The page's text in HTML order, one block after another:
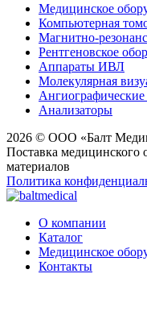
Медицинское
Компьютерная
Магнитно-
Рентгеновское
Аппараты ИВЛ
Молекулярная
Анализаторы
2026 © ООО «Балт
Поставка медицинского
материалов
Политика
О компании
Каталог
Медицинское
Контакты